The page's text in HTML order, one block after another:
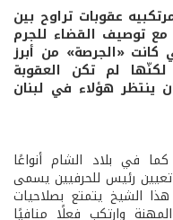
عقوبات تراوح بين
توصيف القضاء للجرم
«الجرصة» من أبرز
لم تكن العقوبة
ينتظر هؤلاء في لبنان
في بلاد الشام أنواعًا
رئيس للحرفيين يسمى
الشيخ يتمتع بصلاحيات
وارتكب فعلًا منافيًا